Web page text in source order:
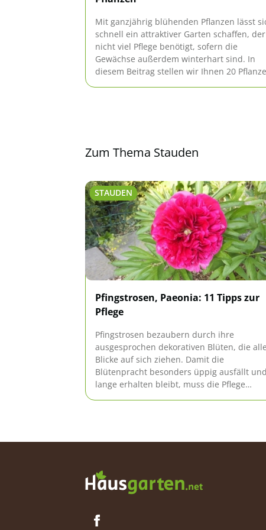
Mit ganzjährig blühenden Pflanzen lässt
schnell ein attraktiver Garten schaffen, der
nicht viel Pflege benötigt, sofern die
Gewächse außerdem winterhart sind. In
diesem Beitrag stellen wir Ihnen 20
Zum Thema Stauden
STAUDEN
Pfingstrosen, Paeonia: 11 Tipps zur
Pflege
Pfingstrosen bezaubern durch ihre
ausgesprochen dekorativen Blüten, die alle
Blicke auf sich ziehen. Damit die
Blütenpracht besonders üppig ausfällt und
lange erhalten bleibt, muss die Pflege